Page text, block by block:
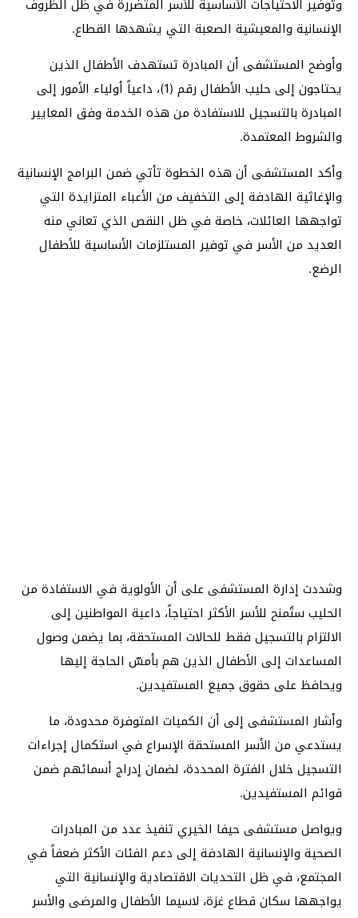
وتوفير الاحتياجات الأساسية للأسر المتضررة في ظل الظروف
الإنسانية والمعيشية الصعبة التي يشهدها القطاع.
وأوضح المستشفى أن المبادرة تستهدف الأطفال الذين
يحتاجون إلى حليب الأطفال رقم (1)، داعياً أولياء الأمور إلى
المبادرة بالتسجيل للاستفادة من هذه الخدمة وفق المعايير
والشروط المعتمدة.
وأكد المستشفى أن هذه الخطوة تأتي ضمن البرامج الإنسانية
والإغاثية الهادفة إلى التخفيف من الأعباء المتزايدة التي
تواجهها العائلات، خاصة في ظل النقص الذي تعاني منه
العديد من الأسر في توفير المستلزمات الأساسية للأطفال
الرضع.
وشددت إدارة المستشفى على أن الأولوية في الاستفادة من
الحليب ستُمنح للأسر الأكثر احتياجاً، داعية المواطنين إلى
الالتزام بالتسجيل فقط للحالات المستحقة، بما يضمن وصول
المساعدات إلى الأطفال الذين هم بأمسّ الحاجة إليها
ويحافظ على حقوق جميع المستفيدين.
وأشار المستشفى إلى أن الكميات المتوفرة محدودة، ما
يستدعي من الأسر المستحقة الإسراع في استكمال إجراءات
التسجيل خلال الفترة المحددة، لضمان إدراج أسمائهم ضمن
قوائم المستفيدين.
ويواصل مستشفى حيفا الخيري تنفيذ عدد من المبادرات
الصحية والإنسانية الهادفة إلى دعم الفئات الأكثر ضعفاً في
المجتمع، في ظل التحديات الاقتصادية والإنسانية التي
يواجهها سكان قطاع غزة، لاسيما الأطفال والمرضى والأسر